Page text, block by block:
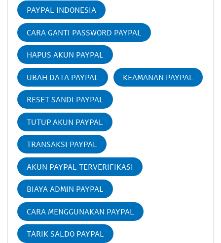
PAYPAL INDONESIA
CARA GANTI PASSWORD PAYPAL
HAPUS AKUN PAYPAL
UBAH DATA PAYPAL KEAMANAN PAYPAL
RESET SANDI PAYPAL
TUTUP AKUN PAYPAL
TRANSAKSI PAYPAL
AKUN PAYPAL TERVERIFIKASI
BIAYA ADMIN PAYPAL
CARA MENGGUNAKAN PAYPAL
TARIK SALDO PAYPAL